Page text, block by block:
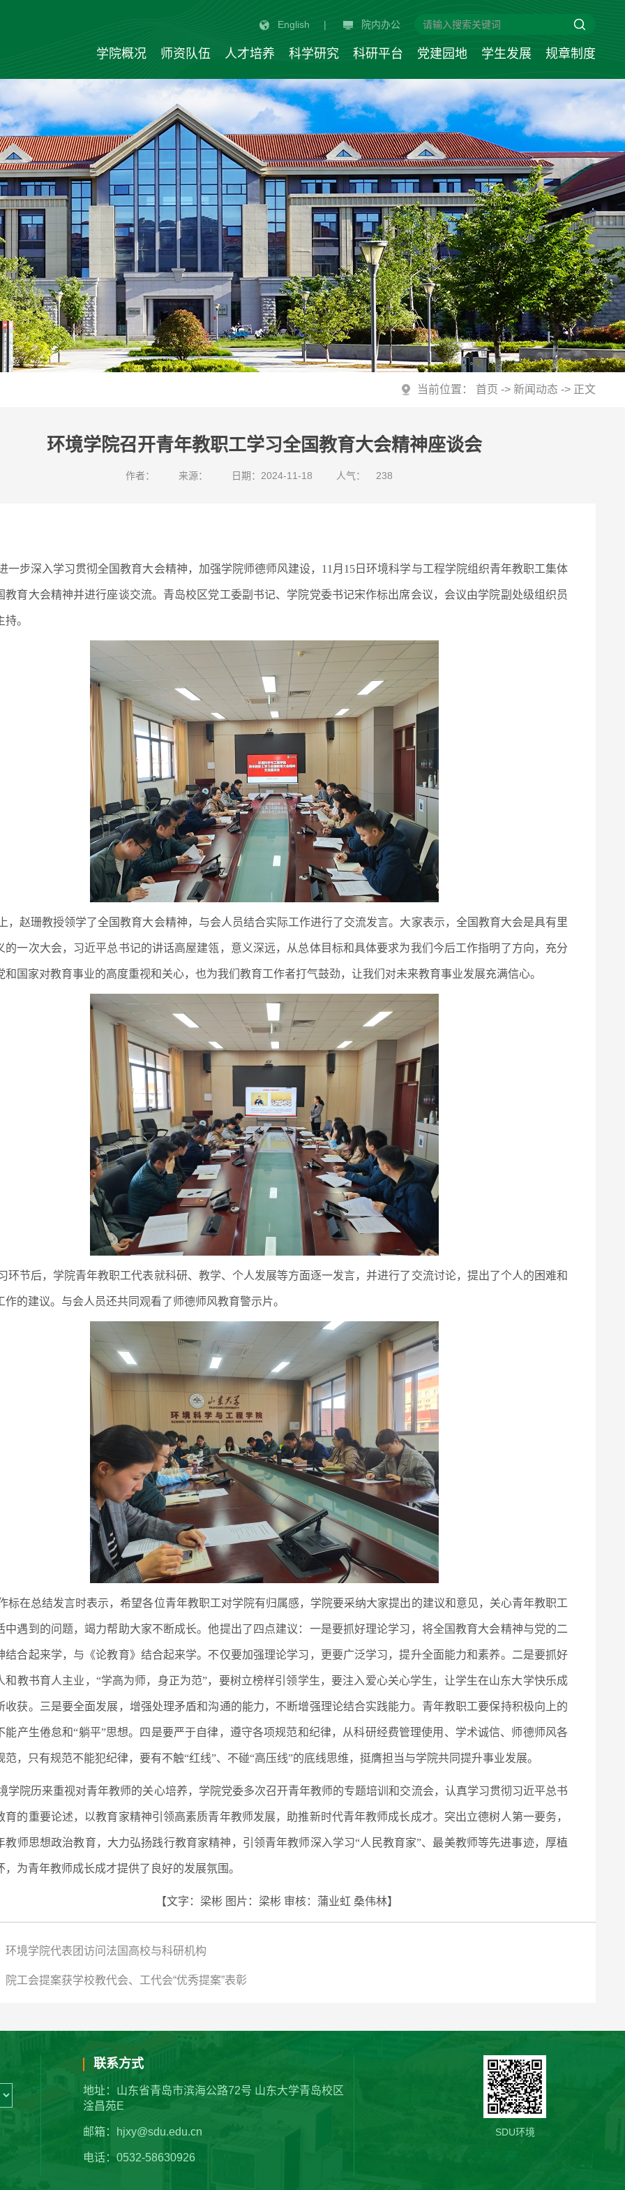
English | 院内办公
学院概况 师资队伍 人才培养 科学研究 科研平台 党建园地 学生发展 规章制度
当前位置： 首页 ->新闻动态 -> 正文
环境学院召开青年教职工学习全国教育大会精神座谈会
作者： 来源： 日期：2024-11-18 人气： 238
一步深入学习贯彻全国教育大会精神，加强学院师德师风建设，11月15日环境科学与工程学院组织青年教职工集体
教育大会精神并进行座谈交流。青岛校区党工委副书记、学院党委书记宋作标出席会议，会议由学院副处级组织员
。
，赵珊教授领学了全国教育大会精神，与会人员结合实际工作进行了交流发言。大家表示，全国教育大会是具有里
的一次大会，习近平总书记的讲话高屋建瓴，意义深远，从总体目标和具体要求为我们今后工作指明了方向，充分
和国家对教育事业的高度重视和关心，也为我们教育工作者打气鼓劲，让我们对未来教育事业发展充满信心。
环节后，学院青年教职工代表就科研、教学、个人发展等方面逐一发言，并进行了交流讨论，提出了个人的困难和
作的建议。与会人员还共同观看了师德师风教育警示片。
标在总结发言时表示，希望各位青年教职工对学院有归属感，学院要采纳大家提出的建议和意见，关心青年教职工
中遇到的问题，竭力帮助大家不断成长。他提出了四点建议：一是要抓好理论学习，将全国教育大会精神与党的二
结合起来学，与《论教育》结合起来学。不仅要加强理论学习，更要广泛学习，提升全面能力和素养。二是要抓好
和教书育人主业，“学高为师，身正为范”，要树立榜样引领学生，要注入爱心关心学生，让学生在山东大学快乐成
收获。三是要全面发展，增强处理矛盾和沟通的能力，不断增强理论结合实践能力。青年教职工要保持积极向上的
能产生倦怠和“躺平”思想。四是要严于自律，遵守各项规范和纪律，从科研经费管理使用、学术诚信、师德师风各
范，只有规范不能犯纪律，要有不触“红线”、不碰“高压线”的底线思维，挺膺担当与学院共同提升事业发展。
学院历来重视对青年教师的关心培养，学院党委多次召开青年教师的专题培训和交流会，认真学习贯彻习近平总书
育的重要论述，以教育家精神引领高素质青年教师发展，助推新时代青年教师成长成才。突出立德树人第一要务，
教师思想政治教育，大力弘扬践行教育家精神，引领青年教师深入学习“人民教育家”、最美教师等先进事迹，厚植
，为青年教师成长成才提供了良好的发展氛围。
【文字：梁彬 图片：梁彬 审核：蒲业虹 桑伟林】
环境学院代表团访问法国高校与科研机构
院工会提案获学校教代会、工代会“优秀提案”表彰
联系方式
地址：山东省青岛市滨海公路72号 山东大学青岛校区
淦昌苑E
邮箱：hjxy@sdu.edu.cn
电话：0532-58630926
SDU环境